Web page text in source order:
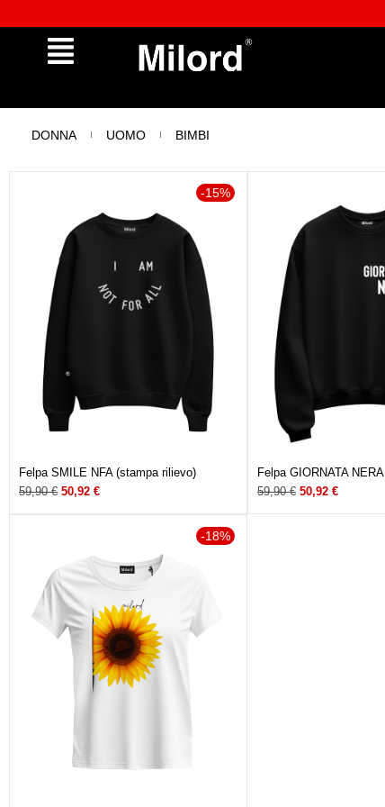
DONNA UOMO BIMBI
-15%
Felpa SMILE NFA (stampa rilievo)
59,90€ 50,92 €
Felpa GIORNATA NERA
59,90€ 50,92 €
-18%